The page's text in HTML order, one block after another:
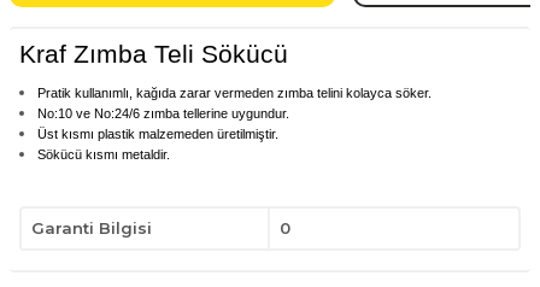
Kraf Zımba Teli Sökücü
Pratik kullanımlı, kağıda zarar vermeden zımba telini kolayca söker.
No:10 ve No:24/6 zımba tellerine uygundur.
Üst kısmı plastik malzemeden üretilmiştir.
Sökücü kısmı metaldir.
Garanti Bilgisi 0